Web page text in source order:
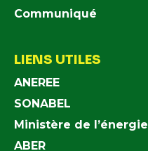
Communiqué
LIENS UTILES
ANEREE
SONABEL
Ministère de l’énergie
ABER